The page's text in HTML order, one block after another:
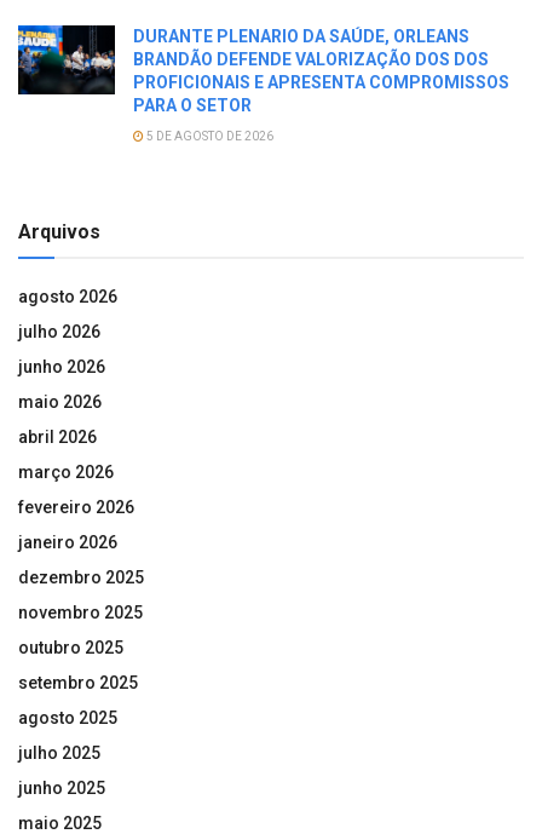
DURANTE PLENARIO DA SAÚDE, ORLEANS
BRANDÃO DEFENDE VALORIZAÇÃO DOS DOS
PROFICIONAIS E APRESENTA COMPROMISSOS
PARA O SETOR
5 DE AGOSTO DE 2026
Arquivos
agosto 2026
julho 2026
junho 2026
maio 2026
abril 2026
março 2026
fevereiro 2026
janeiro 2026
dezembro 2025
novembro 2025
outubro 2025
setembro 2025
agosto 2025
julho 2025
junho 2025
maio 2025